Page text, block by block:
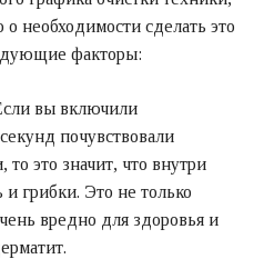
необходимости сделать это
факторы:
вы включили
почувствовали
то это значит, что внутри
и грибки. Это не только
вредно для здоровья и